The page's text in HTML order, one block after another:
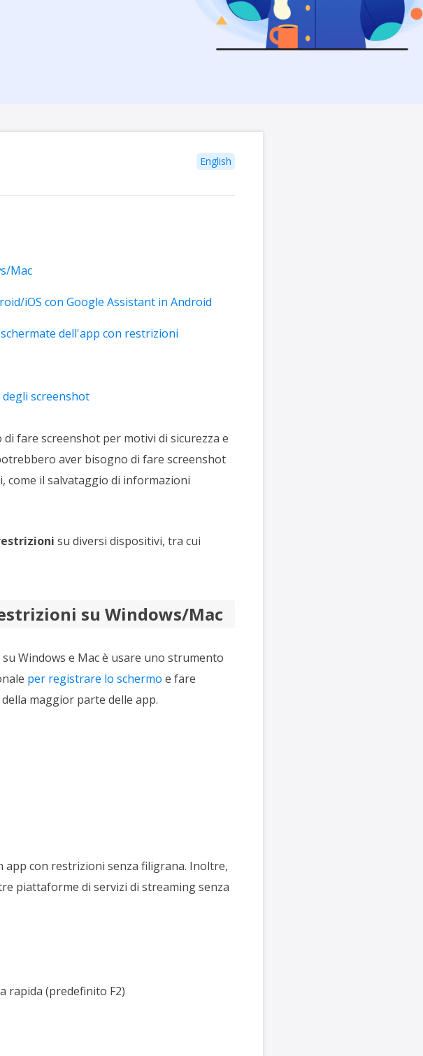
English
Mac
iOS con Google Assistant in Android
dell'app con restrizioni
screenshot
fare screenshot per motivi di sicurezza e
aver bisogno di fare screenshot
come il salvataggio di informazioni
su diversi dispositivi, tra cui
su Windows/Mac
Windows e Mac è usare uno strumento
per registrare lo schermo e fare
maggior parte delle app.
con restrizioni senza filigrana. Inoltre,
piattaforme di servizi di streaming senza
rapida (predefinito F2)